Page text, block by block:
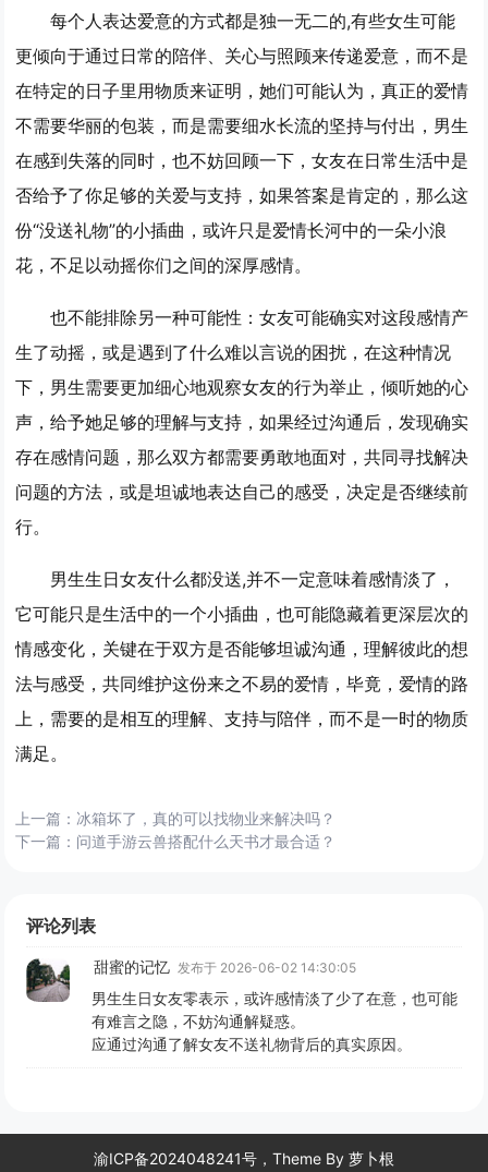
每个人表达爱意的方式都是独一无二的,有些女生可能
更倾向于通过日常的陪伴、关心与照顾来传递爱意，而不是
在特定的日子里用物质来证明，她们可能认为，真正的爱情
不需要华丽的包装，而是需要细水长流的坚持与付出，男生
在感到失落的同时，也不妨回顾一下，女友在日常生活中是
否给予了你足够的关爱与支持，如果答案是肯定的，那么这
份“没送礼物”的小插曲，或许只是爱情长河中的一朵小浪
花，不足以动摇你们之间的深厚感情。
也不能排除另一种可能性：女友可能确实对这段感情产
生了动摇，或是遇到了什么难以言说的困扰，在这种情况
下，男生需要更加细心地观察女友的行为举止，倾听她的心
声，给予她足够的理解与支持，如果经过沟通后，发现确实
存在感情问题，那么双方都需要勇敢地面对，共同寻找解决
问题的方法，或是坦诚地表达自己的感受，决定是否继续前
行。
男生生日女友什么都没送,并不一定意味着感情淡了，
它可能只是生活中的一个小插曲，也可能隐藏着更深层次的
情感变化，关键在于双方是否能够坦诚沟通，理解彼此的想
法与感受，共同维护这份来之不易的爱情，毕竟，爱情的路
上，需要的是相互的理解、支持与陪伴，而不是一时的物质
满足。
上一篇： 冰箱坏了，真的可以找物业来解决吗？
下一篇： 问道手游云兽搭配什么天书才最合适？
评论列表
甜蜜的记忆 发布于 2026-06-02 14:30:05
男生生日女友零表示，或许感情淡了少了在意，也可能
有难言之隐，不妨沟通解疑惑。
应通过沟通了解女友不送礼物背后的真实原因。
渝ICP备2024048241号，Theme By 萝卜根